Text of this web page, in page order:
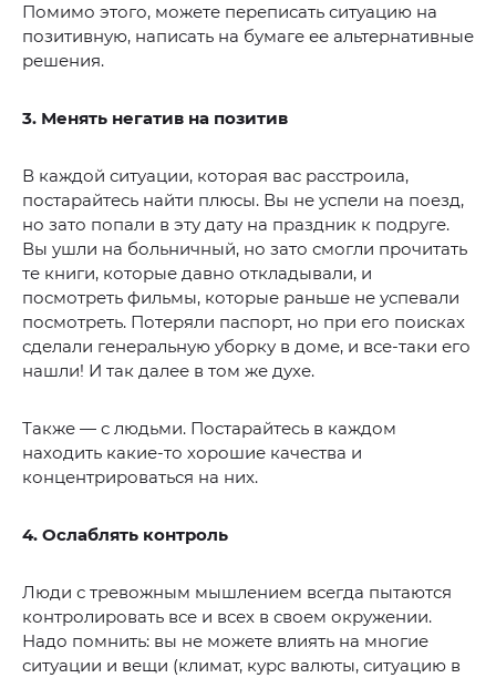
Помимо этого, можете переписать ситуацию на
позитивную, написать на бумаге ее альтернативные
решения.
3. Менять негатив на позитив
В каждой ситуации, которая вас расстроила,
постарайтесь найти плюсы. Вы не успели на поезд,
но зато попали в эту дату на праздник к подруге.
Вы ушли на больничный, но зато смогли прочитать
те книги, которые давно откладывали, и
посмотреть фильмы, которые раньше не успевали
посмотреть. Потеряли паспорт, но при его поисках
сделали генеральную уборку в доме, и все-таки его
нашли! И так далее в том же духе.
Также — с людьми. Постарайтесь в каждом
находить какие-то хорошие качества и
концентрироваться на них.
4. Ослаблять контроль
Люди с тревожным мышлением всегда пытаются
контролировать все и всех в своем окружении.
Надо помнить: вы не можете влиять на многие
ситуации и вещи (климат, курс валюты, ситуацию в